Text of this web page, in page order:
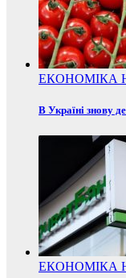
ЕКОНОМІКА
В Україні знову
ЕКОНОМІКА